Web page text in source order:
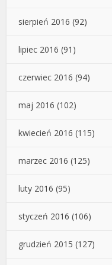
sierpień 2016 (92)
lipiec 2016 (91)
czerwiec 2016 (94)
maj 2016 (102)
kwiecień 2016 (115)
marzec 2016 (125)
luty 2016 (95)
styczeń 2016 (106)
grudzień 2015 (127)